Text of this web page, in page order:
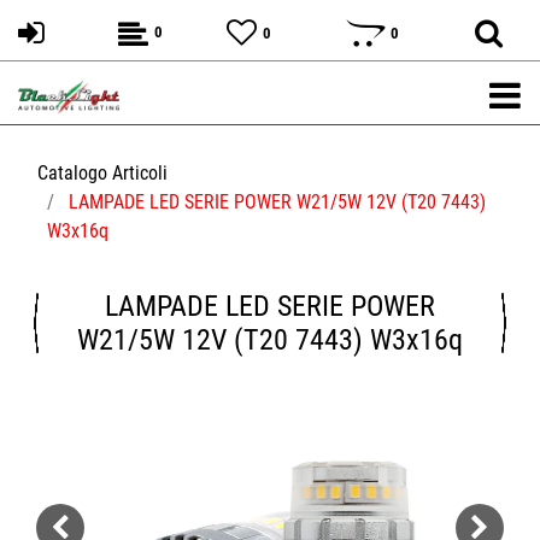
0 0 0
Catalogo Articoli
LAMPADE LED SERIE POWER W21/5W 12V (T20 7443)
W3x16q
LAMPADE LED SERIE POWER
W21/5W 12V (T20 7443) W3x16q